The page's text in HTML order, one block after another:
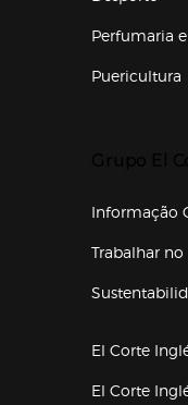
Perfumaria
Puericultura
Informação
Trabalhar
El Corte
El Corte
Enlaces de